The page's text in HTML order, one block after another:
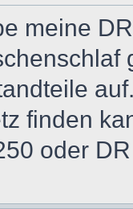
meine
finden
oder